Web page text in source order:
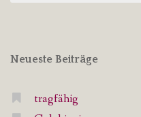
Neueste Beiträge
tragfähig